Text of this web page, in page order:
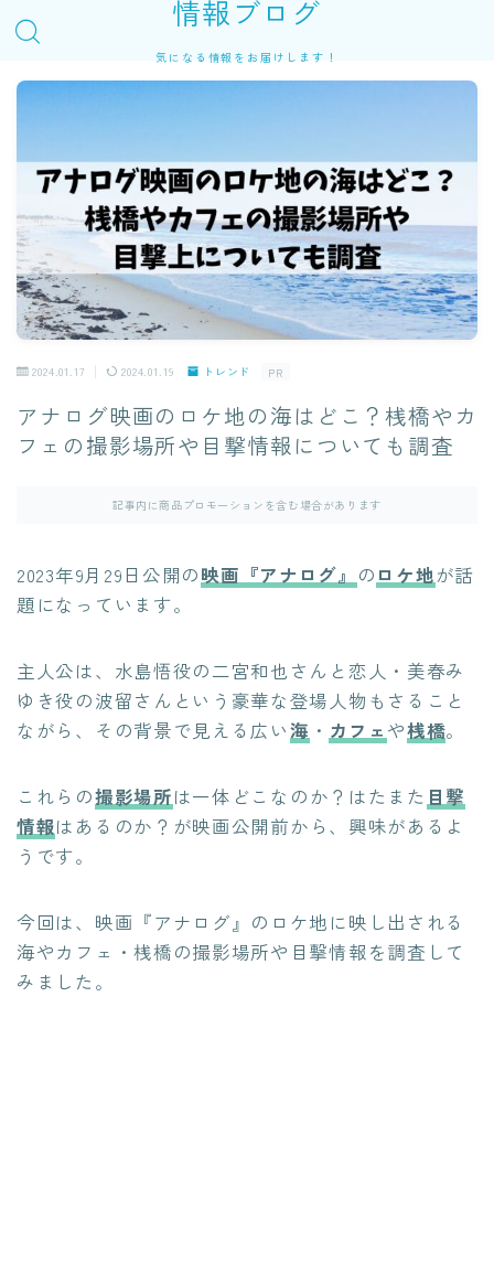
情報ブログ
気になる情報をお届けします！
2024.01.17 2024.01.19 トレンド PR
アナログ映画のロケ地の海はどこ？桟橋やカ
フェの撮影場所や目撃情報についても調査
記事内に商品プロモーションを含む場合があります
2023年9月29日公開の映画『アナログ』 の ロケ地が話
題になっています。
主人公は、水島悟役の二宮和也さんと恋人・美春み
ゆき役の波留さんという豪華な登場人物もさること
ながら、その背景で見える広い海 ・ カフェ や桟橋。
これらの撮影場所は一体どこなのか？はたまた 目撃
情報はあるのか？が映画公開前から、興味があるよ
うです。
今回は、映画『アナログ』のロケ地に映し出される
海やカフェ・桟橋の撮影場所や目撃情報を調査して
みました。